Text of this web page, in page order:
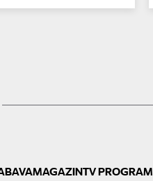
MAGAZINTV PROGRAM